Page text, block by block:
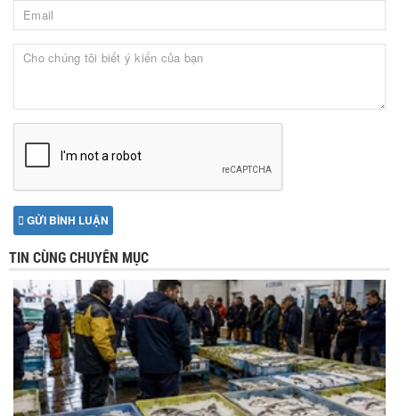
GỬI BÌNH LUẬN
TIN CÙNG CHUYÊN MỤC